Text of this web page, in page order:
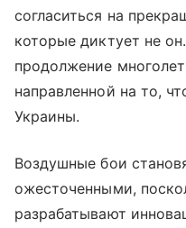
согласиться на
которые диктует не
продолжение
направленной на то,
Украины.
Воздушные бои
ожесточенными,
разрабатывают